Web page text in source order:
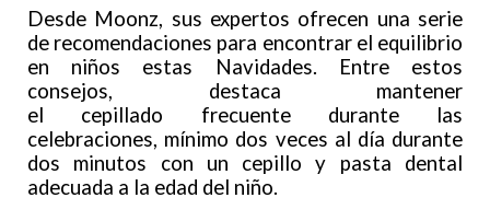
Desde Moonz, sus expertos ofrecen una serie
de recomendaciones para encontrar el equilibrio
en niños estas Navidades. Entre estos
consejos, destaca mantener
el cepillado frecuente durante las
celebraciones, mínimo dos veces al día durante
dos minutos con un cepillo y pasta dental
adecuada a la edad del niño.